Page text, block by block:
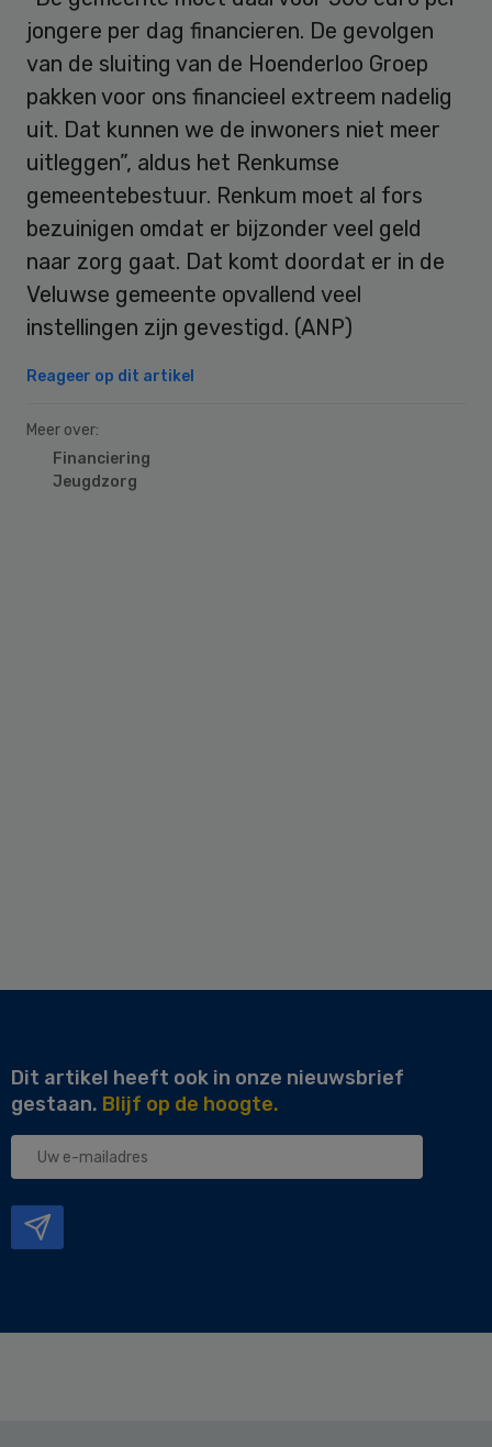
jongere per dag financieren. De gevolgen
van de sluiting van de Hoenderloo Groep
pakken voor ons financieel extreem nadelig
uit. Dat kunnen we de inwoners niet meer
uitleggen”, aldus het Renkumse
gemeentebestuur. Renkum moet al fors
bezuinigen omdat er bijzonder veel geld
naar zorg gaat. Dat komt doordat er in de
Veluwse gemeente opvallend veel
instellingen zijn gevestigd. (ANP)
Reageer op dit artikel
Meer over:
Financiering
Jeugdzorg
Dit artikel heeft ook in onze nieuwsbrief
gestaan. Blijf op de hoogte.
Uw